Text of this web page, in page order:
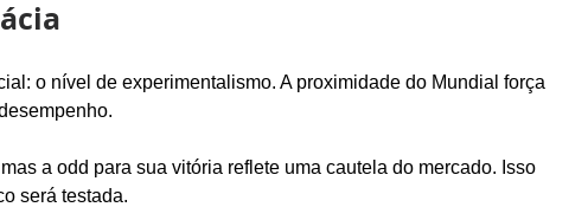
o nível de experimentalismo. A proximidade do Mundial força
a odd para sua vitória reflete uma cautela do mercado. Isso
será testada.